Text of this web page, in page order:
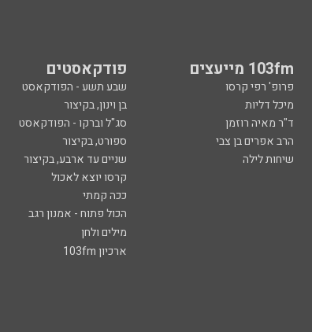
103fm מייעצים פודקאסטים
פרופ' רפי קרסו שבע תשע - הפודקאסט
מיכל דליות בן וינון, בקיצור
ד"ר מאיה רוזמן סג"ל וברקו - הפודקאסט
הרב אפרים בן צבי ספורט, בקיצור
שיחות לילה שניים עד ארבע, בקיצור
קרסו יוצא לאכול
ככה קמתי
הכול פתוח - אמנון רגב
מילים ולחן
ארכיון 103fm